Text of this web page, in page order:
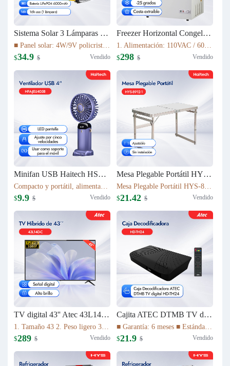
Sistema Solar 3 Lámparas LED PS-K037T3
■ Panel solar: 4W/9V policristalino con cable de 5 m ■ Batería: 16Wh LiFePO4 (3.2V/6000mAh) ■ Fuente de luz: 3 bombillas LED de 1W ■ Cable de luz: cable de 5 m con interruptor de encendido/apagado ■ Tiempo de carga: 5–6 h bajo luz solar suficiente
$34.9 $ Vendido
Freezer Horizontal Congelador Nevera 7.6cu.ft (215L) BD-215C
1. Alimentación: 110VAC / 60Hz 2. Refrigerante: R600a 3. Color: Blanco Nieve 4. Condensador: Externo 5. Dimensiones: 895x590x850mm 6. Incluye Cesta Esmaltada
$298 $ Vendido
Minifan USB Haitech HSF-N15
Compacto y portátil, alimentación por USB. Rotación de 360° para ajustar la dirección del viento. Pantalla LED que muestra la velocidad. 5 niveles de velocidad ajustables. También funciona como soporte para móvil. 5 colores disponibles según inventario.
$9.9 $ Vendido
Mesa Plegable Portátil HYS-8912-1
Mesa Plegable Portátil HYS-8912-1 80*40*75cm & 4900g Ajustable Sin instalación
$21.42 $ Vendido
TV digital 43'' Atec 43L14D-C
1. Tamaño 43 2. Peso ligero 3. Relación de aspecto 16:9 4. Tiempo de respuesta (gris a gris) 8,5ms 5. La imagen de alta definición 1080P 6. Vida útil de la lámpara 30.000 HS 7. Sistema de TV ATV(NTSC)/DTV(DTMB) 8. Múltiples interfaces
$289 $ Vendido
Cajita ATEC DTMB TV digital HD-TH24
■ Garantía: 6 meses ■ Estándar DTMB ■ El rendimiento del sistema es más robusto. ■ Mayor capacidad de información. ■ Mejor rendimiento móvil. ■ El rendimiento de la cobertura de transmisión es mejor.
$21.9 $ Vendido